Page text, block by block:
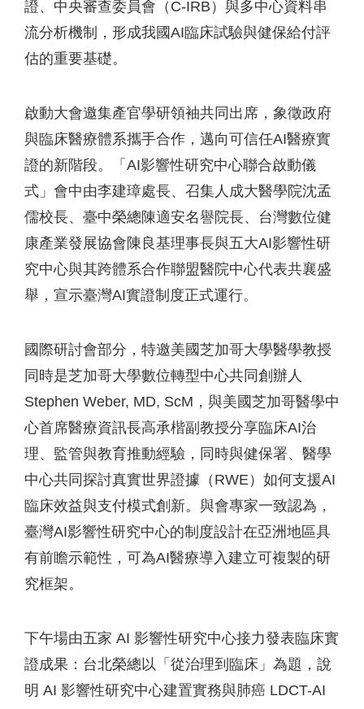
證、中央審查委員會（C-IRB）與多中心資料串
流分析機制，形成我國AI臨床試驗與健保給付評
估的重要基礎。
啟動大會邀集產官學研領袖共同出席，象徵政府
與臨床醫療體系攜手合作，邁向可信任AI醫療實
證的新階段。「AI影響性研究中心聯合啟動儀
式」會中由李建璋處長、召集人成大醫學院沈孟
儒校長、臺中榮總陳適安名譽院長、台灣數位健
康產業發展協會陳良基理事長與五大AI影響性研
究中心與其跨體系合作聯盟醫院中心代表共襄盛
舉，宣示臺灣AI實證制度正式運行。
國際研討會部分，特邀美國芝加哥大學醫學教授
同時是芝加哥大學數位轉型中心共同創辦人
Stephen Weber, MD, ScM，與美國芝加哥醫學中
心首席醫療資訊長高承楷副教授分享臨床AI治
理、監管與教育推動經驗，同時與健保署、醫學
中心共同探討真實世界證據（RWE）如何支援AI
臨床效益與支付模式創新。與會專家一致認為，
臺灣AI影響性研究中心的制度設計在亞洲地區具
有前瞻示範性，可為AI醫療導入建立可複製的研
究框架。
下午場由五家 AI 影響性研究中心接力發表臨床實
證成果：台北榮總以「從治理到臨床」為題，說
明 AI 影響性研究中心建置實務與肺癌 LDCT-AI